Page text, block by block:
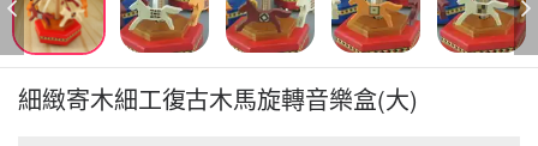
細緻寄木細工復古木馬旋轉音樂盒(大)